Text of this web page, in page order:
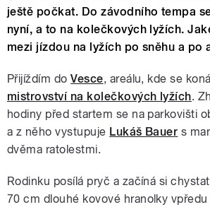
ještě počkat. Do závodního tempa
nyní, a to na kolečkových lyžích.
mezi jízdou na lyžích po sněhu a po
Přijíždím doVesce, areálu, kde se koná
mistrovství na kolečkových lyžích.
hodiny před startem se na parkovišti
a z něho vystupuje Lukáš Bauer s
dvěma ratolestmi.
Rodinku posílá pryč a začíná si
70 cm dlouhé kovové hranolky